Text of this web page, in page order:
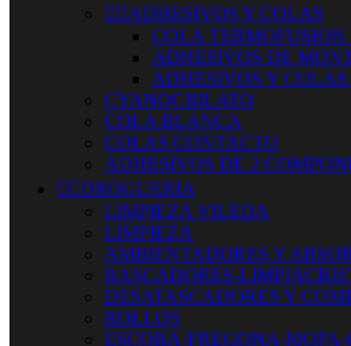
 ADHESIVOS Y COLAS
COLA TERMOFUSION
ADHESIVOS DE
ADHESIVOS Y COLAS
CYANOCRILATO
COLA BLANCA
COLAS CONTACTO
ADHESIVOS DE 2
 DROGUERIA
LIMPIEZA VILEDA
LIMPIEZA
AMBIENTADORES Y
RASCADORES-
DESATASCADORES Y
ROLLOS
ESCOBA-FREGONA-